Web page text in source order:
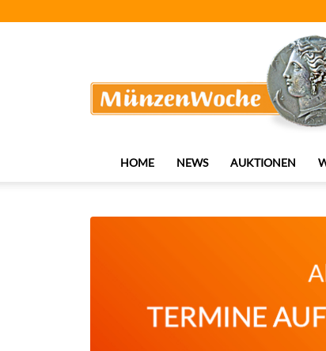
HOME NEWS AUKTIONEN